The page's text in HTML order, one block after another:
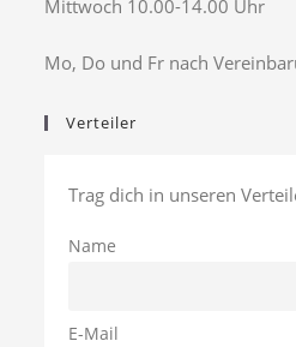
Mittwoch 10.00-14.00 Uhr
Mo, Do und Fr nach
Verteiler
Trag dich in unseren
Name
E-Mail